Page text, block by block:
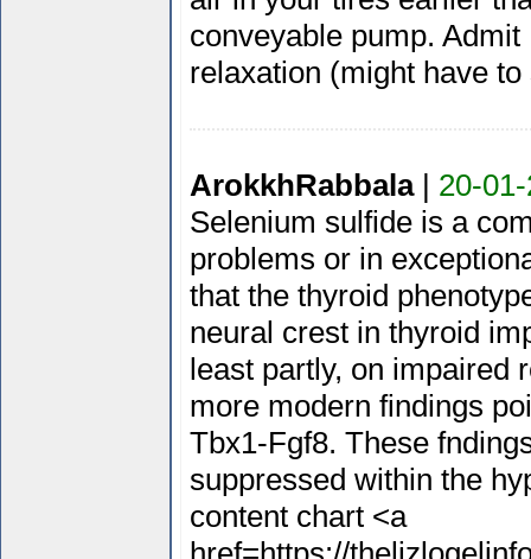
conveyable pump.
relaxation (might have
ArokkhRabbala| 20-
Selenium sulfide is a
problems or in
that the thyroid
neural crest in thyroid
least partly, on impaired
more modern findings
Tbx1-Fgf8. These
suppressed within the
content chart <a